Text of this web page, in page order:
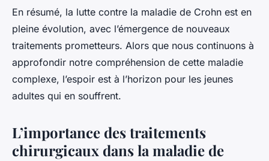
En résumé, la lutte contre la maladie de Crohn est en
pleine évolution, avec l’émergence de nouveaux
traitements prometteurs. Alors que nous continuons à
approfondir notre compréhension de cette maladie
complexe, l’espoir est à l’horizon pour les jeunes
adultes qui en souffrent.
L’importance des traitements
chirurgicaux dans la maladie de